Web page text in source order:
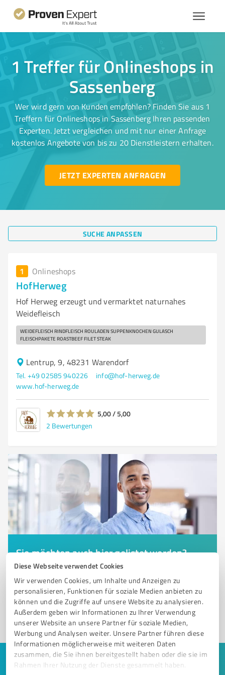
Diese Webseite verwendet Cookies
Wir verwenden Cookies, um Inhalte und Anzeigen zu
personalisieren, Funktionen für soziale Medien anbieten zu
können und die Zugriffe auf unsere Website zu analysieren.
Außerdem geben wir Informationen zu Ihrer Verwendung
unserer Website an unsere Partner für soziale Medien,
Werbung und Analysen weiter. Unsere Partner führen diese
Informationen möglicherweise mit weiteren Daten
zusammen, die Sie ihnen bereitgestellt haben oder die sie im
Rahmen Ihrer Nutzung der Dienste gesammelt haben.
1 Treffer für Onlineshops in
Sassenberg
Wer wird gern von Kunden empfohlen? Finden Sie aus 1
Treffern für Onlineshops in Sassenberg Ihren passenden
Experten. Jetzt vergleichen und mit nur einer Anfrage
kostenlos Angebote von bis zu 20 Dienstleistern erhalten.
JETZT EXPERTEN ANFRAGEN
SUCHE ANPASSEN
1 Onlineshops
HofHerweg
Hof Herweg erzeugt und vermarktet naturnahes
Weidefleisch
WEIDEFLEISCH RINDFLEISCH ROULADEN SUPPENKNOCHEN GULASCH
FLEISCHPAKETE ROASTBEEF FILET STEAK
Lentrup, 9, 48231 Warendorf
Tel. +49 02585 940226
info@hof-herweg.de
www.hof-herweg.de
5,00 / 5,00
2 Bewertungen
Sie möchten auch hier gelistet werden?
Registrieren Sie sich jetzt und werden Sie ein von
Kunden empfohlener ProvenExpert!
1
Keine Zeit für lange Recherchen und E-